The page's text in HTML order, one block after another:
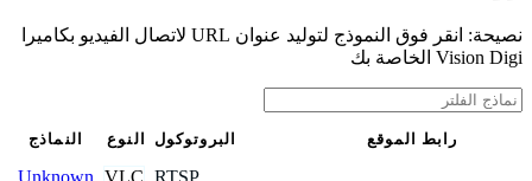
نصيحة: انقر فوق النموذج لتوليد عنوان URL لاتصال الفيديو بكاميرا
Vision Digi الخاصة بك
النماذج النوع البروتوكول رابط الموقع
Unknown VLC RTSP